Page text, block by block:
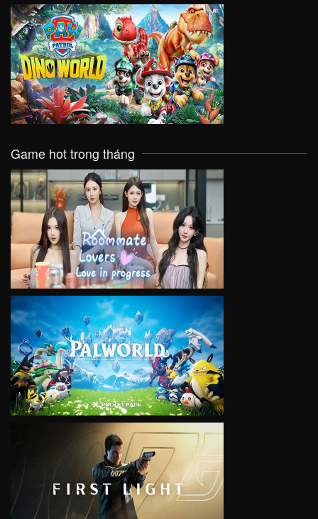
VIEW
Game hot trong tháng
VIEW
VIEW
VIEW